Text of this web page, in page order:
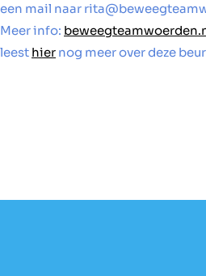
een mail naar
Meer info:
leest hier nog meer over deze